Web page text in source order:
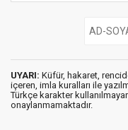
UYARI: Küfür, hakaret,
içeren, imla kuralları ile
Türkçe karakter
onaylanmamaktadır.